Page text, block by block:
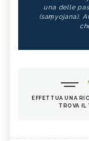
una delle
(saṃyojana).
EFFETTUA UNA
TROVA IL